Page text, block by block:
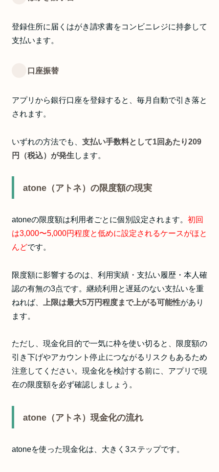
登録住所に届くはがき請求書をコンビニレジに持参して
支払います。
口座振替
アプリから銀行口座を登録すると、毎月自動で引き落と
されます。
いずれの方法でも、 支払い手数料として1回あたり209
円（税込）が発生 します。
atone（アトネ）の限度額の現実
atoneの限度額は利用者ごとに個別設定されます。 初回
は3,000〜5,000円程度と低めに設定されるケースがほと
んどです。
限度額に影響するのは、利用実績・支払い履歴・本人確
認の有無の3点です。継続利用と遅延のない支払いを重
ねれば、
上限は最大5万円程度まで上がる可能性があり
ます。
ただし、現金化目的で一気に枠を使い切ると、限度額の
引き下げやアカウント停止につながるリスクもあるため
注意してください。 現金化を検討する前に、アプリで現
在の限度額を必ず確認しましょう。
atone（アトネ）現金化の流れ
atoneを使った現金化は、大きく3ステップです。